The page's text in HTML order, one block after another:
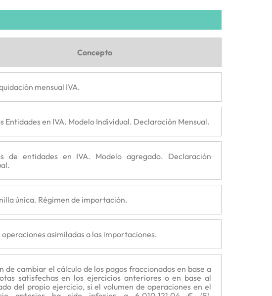
Concepto
mensual IVA.
Entidades en IVA. Modelo Individual. Declaración Mensual.
de entidades en IVA. Modelo agregado. Declaración
única. Régimen de importación.
operaciones asimiladas a las importaciones.
de cambiar el cálculo de los pagos fraccionados en base a
satisfechas en los ejercicios anteriores o en base al
del propio ejercicio, si el volumen de operaciones en el